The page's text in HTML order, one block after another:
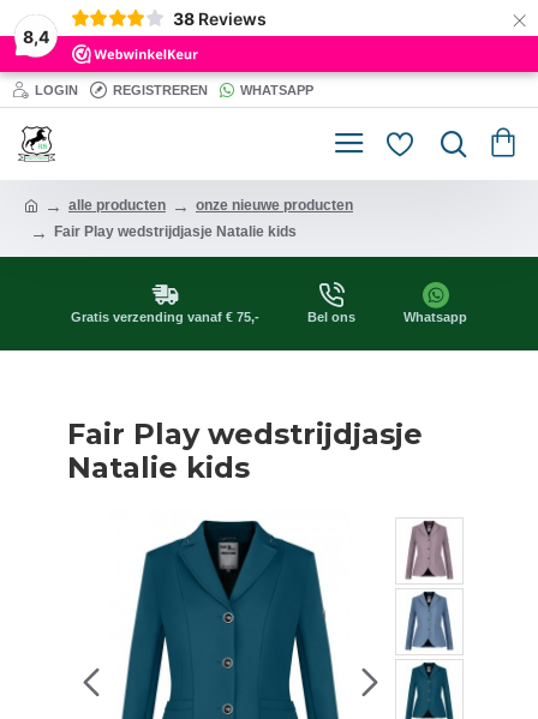
8,4
38 Reviews ×
LOGIN REGISTREREN WHATSAPP
alle producten
onze nieuwe producten
Fair Play wedstrijdjasje Natalie kids
Gratis verzending vanaf € 75,- Bel ons Whatsapp
Fair Play wedstrijdjasje
Natalie kids